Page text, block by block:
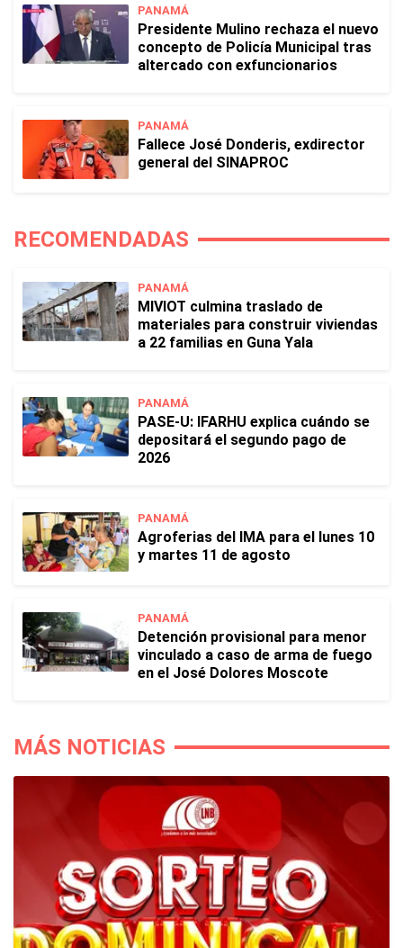
PANAMÁ
Presidente Mulino rechaza el nuevo
concepto de Policía Municipal tras
altercado con exfuncionarios
PANAMÁ
Fallece José Donderis, exdirector
general del SINAPROC
RECOMENDADAS
PANAMÁ
MIVIOT culmina traslado de
materiales para construir viviendas
a 22 familias en Guna Yala
PANAMÁ
PASE-U: IFARHU explica cuándo se
depositará el segundo pago de
2026
PANAMÁ
Agroferias del IMA para el lunes 10
y martes 11 de agosto
PANAMÁ
Detención provisional para menor
vinculado a caso de arma de fuego
en el José Dolores Moscote
MÁS NOTICIAS